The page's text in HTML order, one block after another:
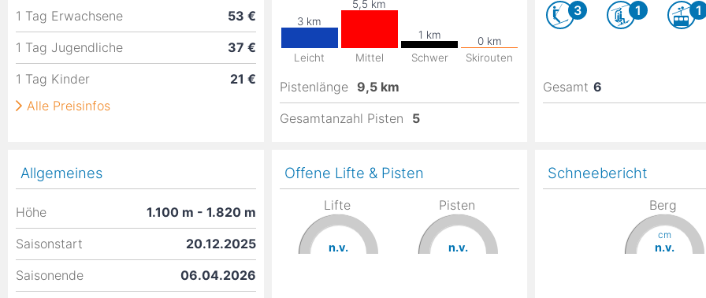
Allgemeines
Höhe 1.100 m - 1.820 m
Saisonstart
20.12.2025
Saisonende
06.04.2026
3 1 1
Gesamt 6
Leicht Mittel Schwer Skirouten
Pistenlänge 9,5 km
Gesamtanzahl Pisten
5
Schneebericht
Berg
cm
n.v.
Offene Lifte & Pisten
Lifte
n.v.
Pisten
n.v.
1 Tag Erwachsene
53 €
1 Tag Jugendliche
37 €
1 Tag Kinder
21 €
Alle Preisinfos
Ägypten